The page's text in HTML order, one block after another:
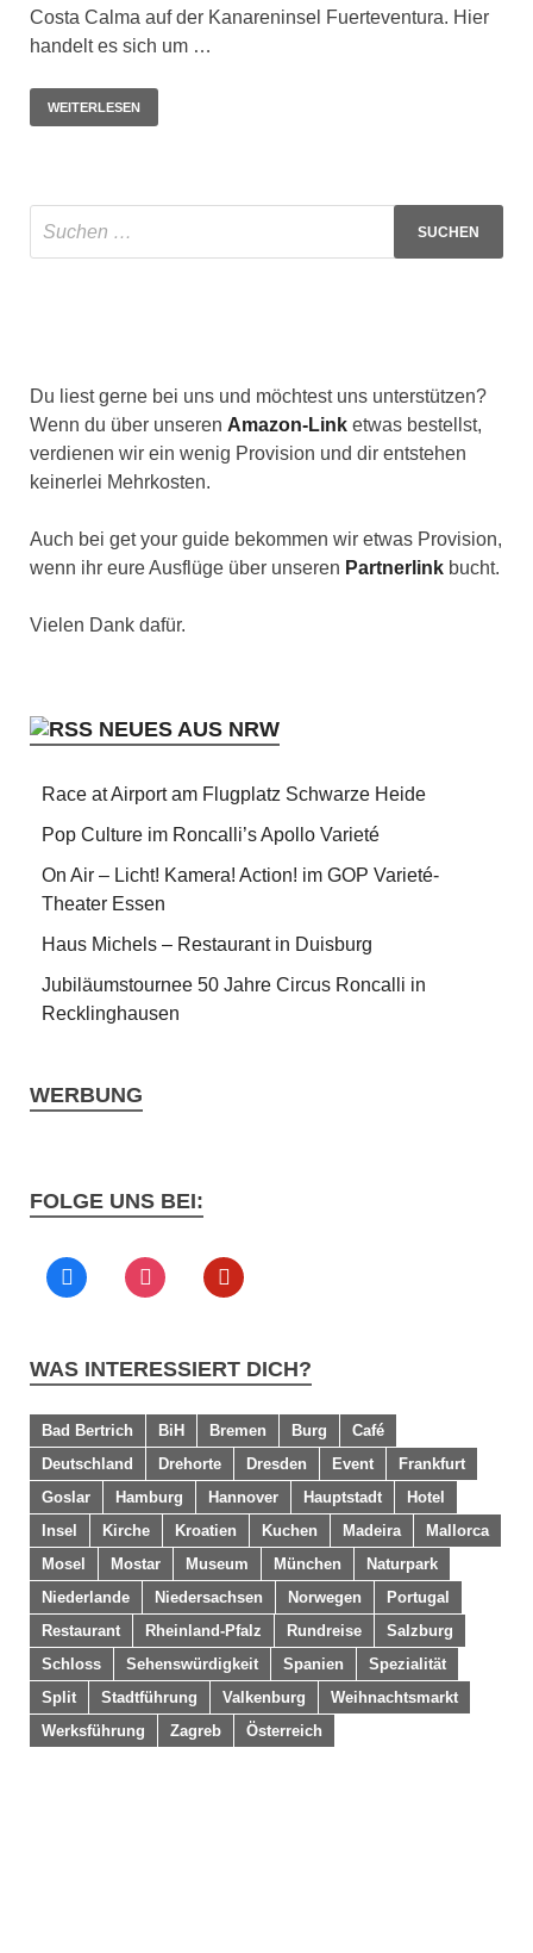
Costa Calma auf der Kanareninsel Fuerteventura. Hier
handelt es sich um …
WEITERLESEN
Du liest gerne bei uns und möchtest uns unterstützen?
Wenn du über unseren Amazon-Link etwas bestellst,
verdienen wir ein wenig Provision und dir entstehen
keinerlei Mehrkosten.
Auch bei get your guide bekommen wir etwas Provision,
wenn ihr eure Ausflüge über unseren Partnerlink bucht.
Vielen Dank dafür.
NEUES AUS NRW
Race at Airport am Flugplatz Schwarze Heide
Pop Culture im Roncalli’s Apollo Varieté
On Air – Licht! Kamera! Action! im GOP Varieté-
Theater Essen
Haus Michels – Restaurant in Duisburg
Jubiläumstournee 50 Jahre Circus Roncalli in
Recklinghausen
WERBUNG
FOLGE UNS BEI:
WAS INTERESSIERT DICH?
Bad Bertrich BiH Bremen Burg
Café
Deutschland
Drehorte Dresden Event
Frankfurt
Goslar
Hamburg Hannover Hauptstadt
Hotel
Insel
Kirche Kroatien Kuchen Madeira
Mallorca
Mosel
Mostar Museum München
Naturpark
Niederlande
Niedersachsen Norwegen
Portugal
Restaurant
Rheinland-Pfalz Rundreise
Salzburg
Schloss
Sehenswürdigkeit Spanien
Spezialität
Split
Stadtführung Valkenburg
Weihnachtsmarkt
Werksführung
Zagreb Österreich